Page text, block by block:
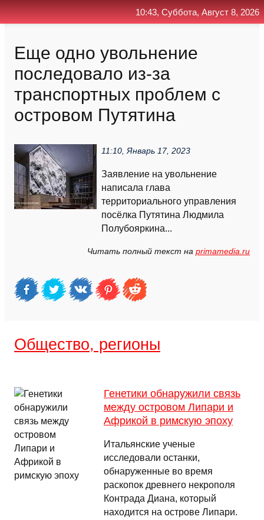
Еще одно увольнение
последовало из-за
транспортных проблем с
островом Путятина
11:10, Январь 17, 2023
Заявление на увольнение
написала глава
территориального управления
посёлка Путятина Людмила
Полубояркина...
Читать полный текст на primamedia.ru
Общество, регионы
Генетики обнаружили связь
между островом Липари и
Африкой в римскую эпоху
Итальянские ученые
исследовали останки,
обнаруженные во время
раскопок древнего некрополя
Контрада Диана, который
находится на острове Липари.
10:43, Суббота, Август 8, 2026